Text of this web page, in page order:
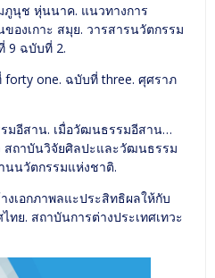
นุช หุ่นนาค. แนวทางการ
องเกาะ สมุย. วารสารนวัตกรรม
9 ฉบับที่ 2.
one. ฉบับที่ three. ศุศราภ
มอีสาน. เมื่อวัฒนธรรมอีสาน…
สถาบันวิจัยศิลปะและวัฒนธรรม
นนวัตกรรมแห่งชาติ.
เอกภาพลแะประสิทธิผลให้กับ
ย. สถาบันการต่างประเทศเทวะ